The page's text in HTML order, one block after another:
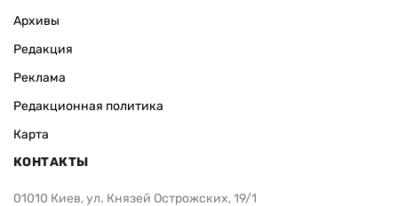
Архивы
Редакция
Реклама
Редакционная политика
Карта
КОНТАКТЫ
01010 Киев, ул. Князей Острожских, 19/1